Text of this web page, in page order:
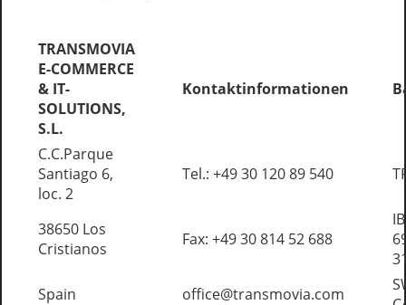
TRANSMOVIA
E-COMMERCE
& IT-
SOLUTIONS,
S.L.
Kontaktinformationen
C.C.Parque
Santiago 6,
loc. 2
Tel.: +49 30 120 89 540
38650 Los
Cristianos
Fax: +49 30 814 52 688
Spain
office@transmovia.com